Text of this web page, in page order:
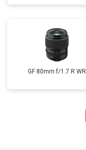
GF 80mm f/1.7 R WR